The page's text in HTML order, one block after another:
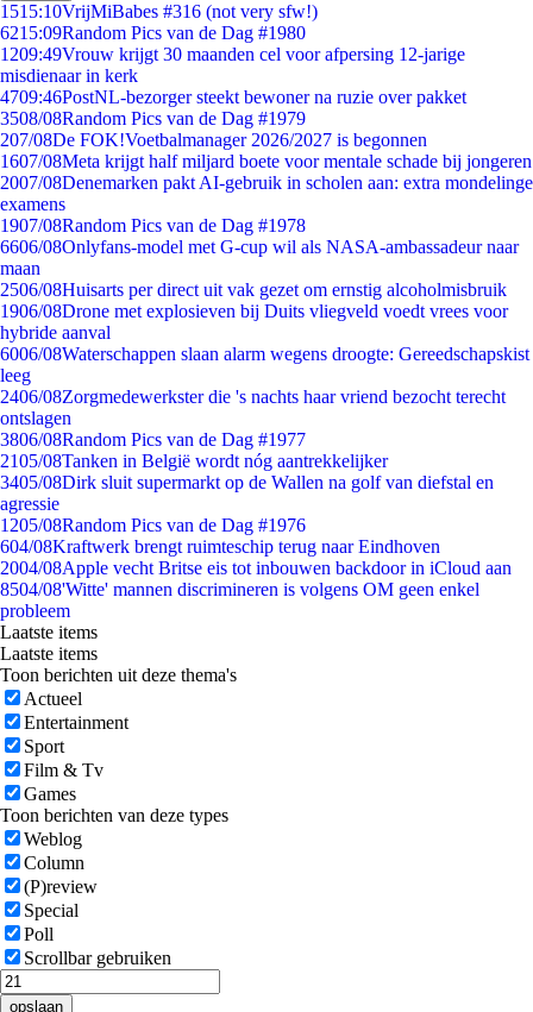
1515:10VrijMiBabes #316 (not very sfw!)
6215:09Random Pics van de Dag #1980
1209:49Vrouw krijgt 30 maanden cel voor afpersing 12-jarige
misdienaar in kerk
4709:46PostNL-bezorger steekt bewoner na ruzie over pakket
3508/08Random Pics van de Dag #1979
207/08De FOK!Voetbalmanager 2026/2027 is begonnen
1607/08Meta krijgt half miljard boete voor mentale schade bij jongeren
2007/08Denemarken pakt AI-gebruik in scholen aan: extra mondelinge
examens
1907/08Random Pics van de Dag #1978
6606/08Onlyfans-model met G-cup wil als NASA-ambassadeur naar
maan
2506/08Huisarts per direct uit vak gezet om ernstig alcoholmisbruik
1906/08Drone met explosieven bij Duits vliegveld voedt vrees voor
hybride aanval
6006/08Waterschappen slaan alarm wegens droogte: Gereedschapskist
leeg
2406/08Zorgmedewerkster die 's nachts haar vriend bezocht terecht
ontslagen
3806/08Random Pics van de Dag #1977
2105/08Tanken in België wordt nóg aantrekkelijker
3405/08Dirk sluit supermarkt op de Wallen na golf van diefstal en
agressie
1205/08Random Pics van de Dag #1976
604/08Kraftwerk brengt ruimteschip terug naar Eindhoven
2004/08Apple vecht Britse eis tot inbouwen backdoor in iCloud aan
8504/08'Witte' mannen discrimineren is volgens OM geen enkel
probleem
Laatste items
Laatste items
Toon berichten uit deze thema's
Actueel
Entertainment
Sport
Film & Tv
Games
Toon berichten van deze types
Weblog
Column
(P)review
Special
Poll
Scrollbar gebruiken
opslaan